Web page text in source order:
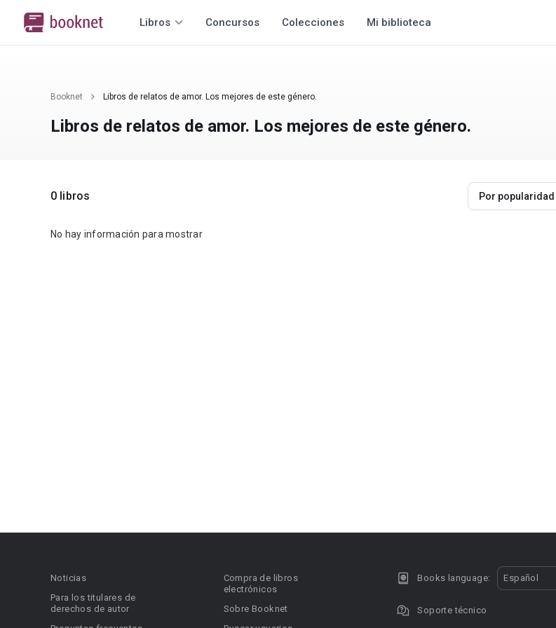
Libros Concursos Colecciones Mi biblioteca
Booknet Libros de relatos de amor. Los mejores de este género.
Libros de relatos de amor. Los mejores de este género.
0 libros Por popularidad
No hay información para mostrar
Noticias
Para los titulares de
derechos de autor
Compra de libros
electrónicos
Sobre Booknet
Books language: Español
Soporte técnico